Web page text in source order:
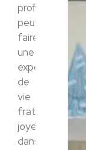
professionnelles
peuvent
faire
une
expérience
de
vie
fraternelle
joyeuse
dans